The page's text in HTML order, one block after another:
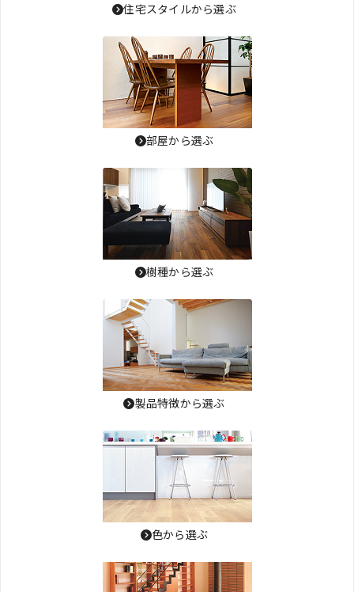
住宅スタイルから選ぶ
部屋から選ぶ
樹種から選ぶ
製品特徴から選ぶ
色から選ぶ